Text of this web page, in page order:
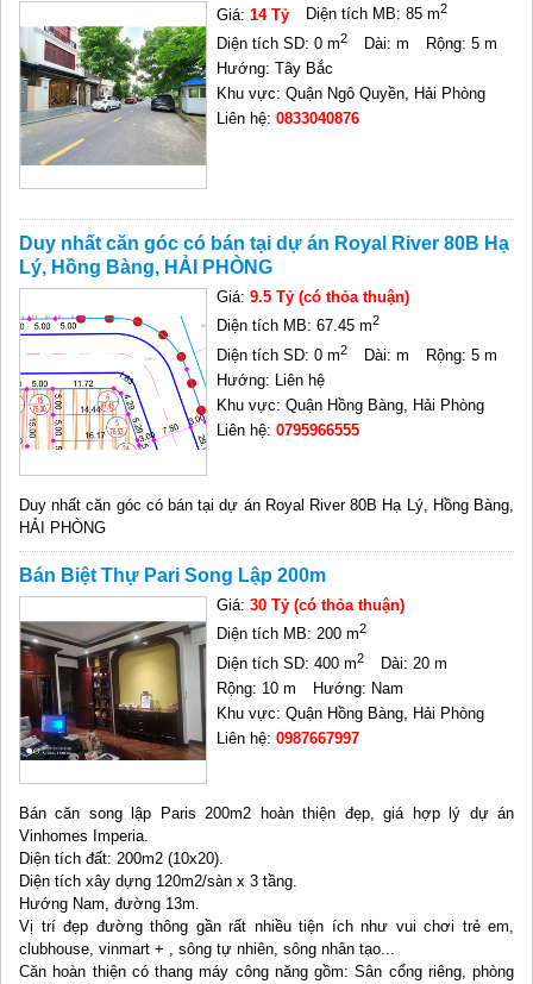
Giá:14 Tỷ Diện tích MB: 85 m2
Diện tích SD: 0 m2 Dài: m
Rộng: 5 m
Hướng: Tây Bắc
Khu vực: Quận Ngô Quyền, Hải Phòng
Liên hệ:0833040876
Duy nhất căn góc có bán tại dự án Royal River 80B Hạ
Lý, Hồng Bàng, HẢI PHÒNG
Giá:9.5 Tỷ (có thỏa thuận)
Diện tích MB: 67.45 m2
Diện tích SD: 0 m2 Dài: m
Rộng: 5 m
Hướng: Liên hệ
Khu vực: Quận Hồng Bàng, Hải Phòng
Liên hệ:0795966555
Duy nhất căn góc có bán tại dự án Royal River 80B Hạ Lý, Hồng Bàng,
HẢI PHÒNG
Bán Biệt Thự Pari Song Lập 200m
Giá:30 Tỷ (có thỏa thuận)
Diện tích MB: 200 m2
Diện tích SD: 400 m2
Dài: 20 m
Rộng: 10 m
Hướng: Nam
Khu vực: Quận Hồng Bàng, Hải Phòng
Liên hệ:0987667997
Bán căn song lập Paris 200m2 hoàn thiện đẹp, giá hợp lý dự án
Vinhomes Imperia.
Diện tích đất: 200m2 (10x20).
Diện tích xây dựng 120m2/sàn x 3 tầng.
Hướng Nam, đường 13m.
Vị trí đẹp đường thông gần rất nhiều tiện ích như vui chơi trẻ em,
clubhouse, vinmart + , sông tự nhiên, sông nhân tạo...
Căn hoàn thiện có thang máy công năng gồm: Sân cổng riêng, phòng